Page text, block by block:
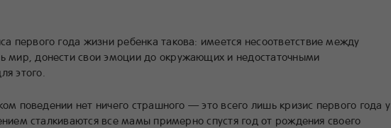
первого года жизни ребенка такова: имеется несоответствие между
мир, донести свои эмоции до окружающих и недостаточными
этого.
поведении нет ничего страшного — это всего лишь кризис первого года у
сталкиваются все мамы примерно спустя год от рождения своего